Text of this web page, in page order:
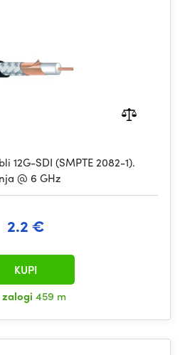
12G-SDI (SMPTE 2082-1).
@ 6 GHz
2.2 €
zalogi 459 m
KUPI